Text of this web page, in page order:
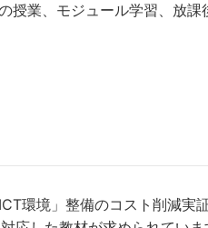
授業、モジュール学習、放
環境」整備のコスト削減実